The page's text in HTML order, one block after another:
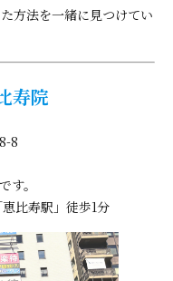
方法を一緒に見つけてい
寿院
8
す。
比寿駅」徒歩1分